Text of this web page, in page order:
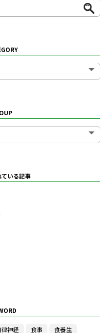
いる記事
？
律神経 食事
食養生